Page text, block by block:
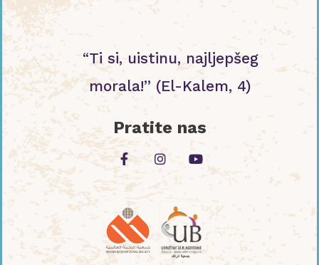
“Ti si, uistinu, najljepšeg
morala!” (El-Kalem, 4)
Pratite nas